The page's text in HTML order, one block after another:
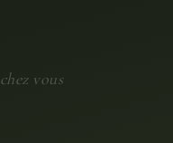
vous